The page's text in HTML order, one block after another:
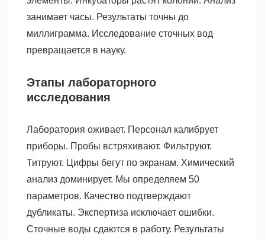
занимает часы. Результаты точны до
миллиграмма. Исследование сточных вод
превращается в науку.
Этапы лабораторного
исследования
Лаборатория оживает. Персонал калибрует
приборы. Пробы встряхивают. Фильтруют.
Титруют. Цифры бегут по экранам. Химический
анализ доминирует. Мы определяем 50
параметров. Качество подтверждают
дубликаты. Экспертиза исключает ошибки.
Сточные воды сдаются в работу. Результаты